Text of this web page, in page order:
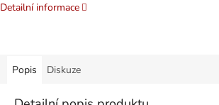
Detailní informace
Popis Diskuze